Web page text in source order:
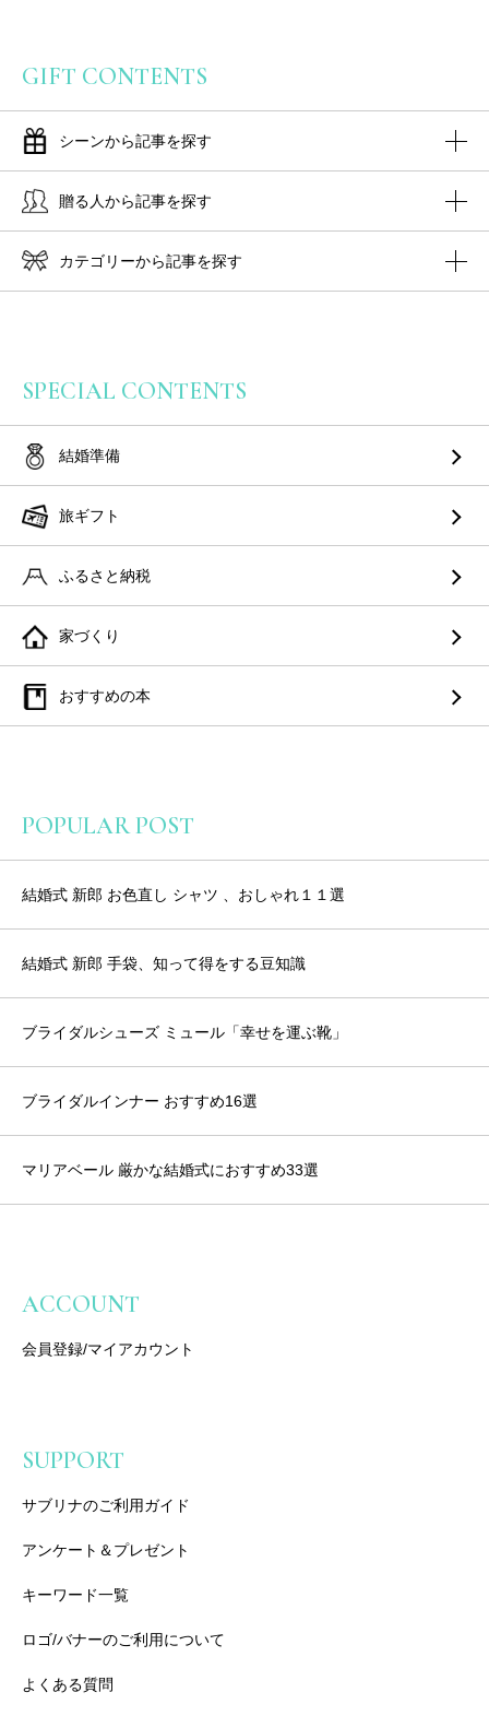
GIFT CONTENTS
シーンから記事を探す
贈る人から記事を探す
カテゴリーから記事を探す
SPECIAL CONTENTS
結婚準備
旅ギフト
ふるさと納税
家づくり
おすすめの本
POPULAR POST
結婚式 新郎 お色直し シャツ 、おしゃれ１１選
結婚式 新郎 手袋、知って得をする豆知識
ブライダルシューズ ミュール「幸せを運ぶ靴」
ブライダルインナー おすすめ16選
マリアベール 厳かな結婚式におすすめ33選
ACCOUNT
会員登録/マイアカウント
SUPPORT
サブリナのご利用ガイド
アンケート＆プレゼント
キーワード一覧
ロゴ/バナーのご利用について
よくある質問